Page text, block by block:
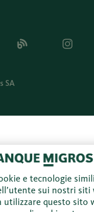
Blog Instagram
SA
e tecnologie
sui nostri siti
utilizzare questo sito